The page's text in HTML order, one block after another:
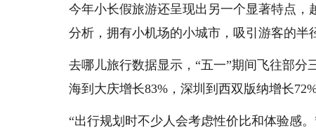
今年小长假旅游还呈现出另一个显著特点
分析，拥有小机场的小城市，吸引游客的半
去哪儿旅行数据显示，“五一”期间飞往部
海到大庆增长83%，深圳到西双版纳增长72%
“出行规划时不少人会考虑性价比和体验感